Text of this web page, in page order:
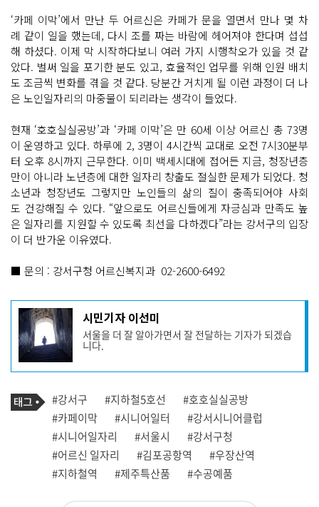
‘카페 이막’에서 만난 두 어르신은 카페가 문을 열면서 만나 몇 차
례 같이 일을 했는데, 다시 조를 짜는 바람에 헤어져야 한다며 섭섭
해 하셨다. 이제 막 시작하다보니 여러 가지 시행착오가 있을 것 같
았다. 벌써 일을 포기한 분도 있고, 효율적인 업무를 위해 인원 배치
도 조금씩 변화를 겪을 것 같다. 당분간 거치게 될 이런 과정이 더 나
은 노인일자리의 마중물이 되리라는 생각이 들었다.
현재 ‘호호실실공방’과 ‘카페 이막’은 만 60세 이상 어르신 총 73명
이 운영하고 있다. 하루에 2, 3명이 4시간씩 교대로 오전 7시30분부
터 오후 8시까지 근무한다. 이미 백세시대에 접어든 지금, 청장년층
만이 아니라 노년층에 대한 일자리 창출도 절실한 문제가 되었다. 청
소년과 청장년도 그렇지만 노인들의 삶의 질이 충족되어야 사회
도 건강해질 수 있다. “앞으로도 어르신들에게 자긍심과 만족도 높
은 일자리를 지원할 수 있도록 최선을 다하겠다”라는 강서구의 입장
이 더 반가운 이유였다.
■ 문의 : 강서구청 어르신복지과 02-2600-6492
기
사
작
성
자
프
필
시민기자 이선미
서울을 더 잘 알아가면서 잘 전달하는 기자가 되겠습
니다.
기
사
관
련
태
그
태
그
#강서구 #지하철5호선
#호호실실공방
#카페이막
#시니어일터
#강서시니어클럽
#시니어일자리
#서울시
#강서구청
#어르신 일자리
#김포공항역
#우장산역
#지하철역
#제주특산품 #수공예품